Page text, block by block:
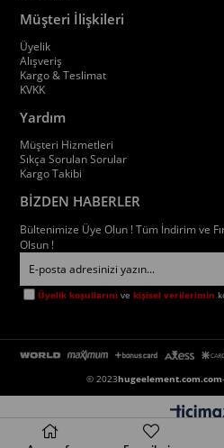
Müşteri İlişkileri
Üyelik
Alışveriş
Kargo & Teslimat
KVKK
Yardım
Müşteri Hizmetleri
Sıkça Sorulan Sorular
Kargo Takibi
BİZDEN HABERLER
Bültenimize Üye Olun ! Tüm İndirim ve
Olsun !
Üyelik koşullarını vekişisel verilerimin
© 2023hugeelement.com.com